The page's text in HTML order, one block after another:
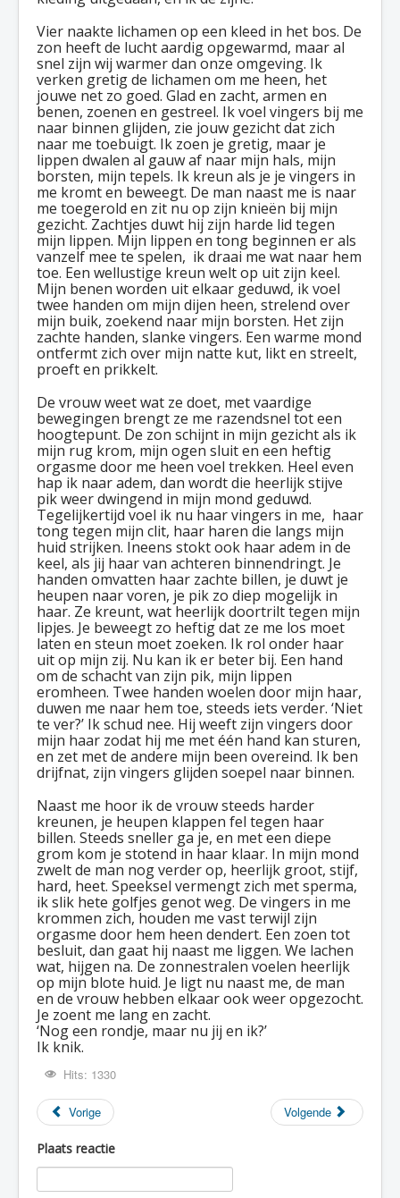
Vier naakte lichamen op een kleed in het bos. De
zon heeft de lucht aardig opgewarmd, maar al
snel zijn wij warmer dan onze omgeving. Ik
verken gretig de lichamen om me heen, het
jouwe net zo goed. Glad en zacht, armen en
benen, zoenen en gestreel. Ik voel vingers bij me
naar binnen glijden, zie jouw gezicht dat zich
naar me toebuigt. Ik zoen je gretig, maar je
lippen dwalen al gauw af naar mijn hals, mijn
borsten, mijn tepels. Ik kreun als je je vingers in
me kromt en beweegt. De man naast me is naar
me toegerold en zit nu op zijn knieën bij mijn
gezicht. Zachtjes duwt hij zijn harde lid tegen
mijn lippen. Mijn lippen en tong beginnen er als
vanzelf mee te spelen, ik draai me wat naar hem
toe. Een wellustige kreun welt op uit zijn keel.
Mijn benen worden uit elkaar geduwd, ik voel
twee handen om mijn dijen heen, strelend over
mijn buik, zoekend naar mijn borsten. Het zijn
zachte handen, slanke vingers. Een warme mond
ontfermt zich over mijn natte kut, likt en streelt,
proeft en prikkelt.
De vrouw weet wat ze doet, met vaardige
bewegingen brengt ze me razendsnel tot een
hoogtepunt. De zon schijnt in mijn gezicht als ik
mijn rug krom, mijn ogen sluit en een heftig
orgasme door me heen voel trekken. Heel even
hap ik naar adem, dan wordt die heerlijk stijve
pik weer dwingend in mijn mond geduwd.
Tegelijkertijd voel ik nu haar vingers in me, haar
tong tegen mijn clit, haar haren die langs mijn
huid strijken. Ineens stokt ook haar adem in de
keel, als jij haar van achteren binnendringt. Je
handen omvatten haar zachte billen, je duwt je
heupen naar voren, je pik zo diep mogelijk in
haar. Ze kreunt, wat heerlijk doortrilt tegen mijn
lipjes. Je beweegt zo heftig dat ze me los moet
laten en steun moet zoeken. Ik rol onder haar
uit op mijn zij. Nu kan ik er beter bij. Een hand
om de schacht van zijn pik, mijn lippen
eromheen. Twee handen woelen door mijn haar,
duwen me naar hem toe, steeds iets verder. ‘Niet
te ver?’ Ik schud nee. Hij weeft zijn vingers door
mijn haar zodat hij me met één hand kan sturen,
en zet met de andere mijn been overeind. Ik ben
drijfnat, zijn vingers glijden soepel naar binnen.
Naast me hoor ik de vrouw steeds harder
kreunen, je heupen klappen fel tegen haar
billen. Steeds sneller ga je, en met een diepe
grom kom je stotend in haar klaar. In mijn mond
zwelt de man nog verder op, heerlijk groot, stijf,
hard, heet. Speeksel vermengt zich met sperma,
ik slik hete golfjes genot weg. De vingers in me
krommen zich, houden me vast terwijl zijn
orgasme door hem heen dendert. Een zoen tot
besluit, dan gaat hij naast me liggen. We lachen
wat, hijgen na. De zonnestralen voelen heerlijk
op mijn blote huid. Je ligt nu naast me, de man
en de vrouw hebben elkaar ook weer opgezocht.
Je zoent me lang en zacht.
‘Nog een rondje, maar nu jij en ik?’
Ik knik.
Hits: 1330
Vorige Volgende
Plaats reactie